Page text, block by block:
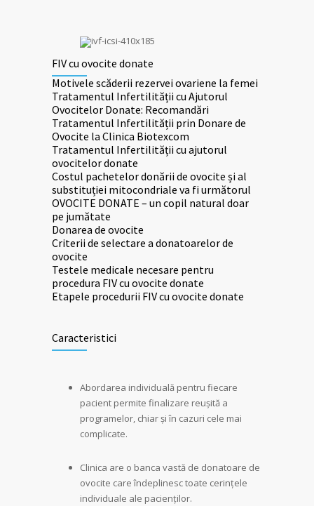
FIV cu ovocite donate
Motivele scăderii rezervei ovariene la femei
Tratamentul Infertilității cu Ajutorul
Ovocitelor Donatе: Recomandări
Tratamentul Infertilității prin Donare de
Ovocite la Clinica Biotexcom
Tratamentul Infertilității cu ajutorul
ovocitelor donate
Costul pachetelor donării de ovocite și al
substituției mitocondriale va fi următorul
OVOCITE DONATE – un copil natural doar
pe jumătate
Donarea de ovocite
Criterii de selectare a donatoarelor de
ovocite
Testele medicale necesare pentru
procedura FIV cu ovocite donate
Etapele procedurii FIV cu ovocite donate
Caracteristici
Abordarea individuală pentru fiecare
pacient permite finalizare reușită a
programelor, chiar și în cazuri cele mai
complicate.
Clinica are o banca vastă de donatoare de
ovocite care îndeplinesc toate cerințele
individuale ale pacienților.